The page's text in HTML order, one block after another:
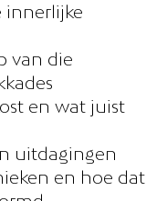
innerlijke
van die
en wat juist
uitdagingen
en hoe dat